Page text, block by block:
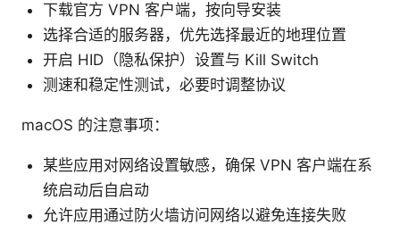
下载官方 VPN 客户端，按向导安装
选择合适的服务器，优先选择最近的地理位置
开启 HID（隐私保护）设置与 Kill Switch
测速和稳定性测试，必要时调整协议
macOS 的注意事项：
某些应用对网络设置敏感，确保 VPN 客户端在系
统启动后自启动
允许应用通过防火墙访问网络以避免连接失败